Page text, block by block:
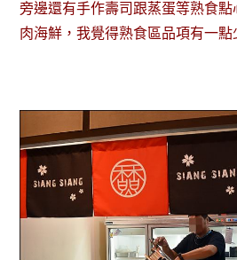
旁邊還有手作壽司跟蒸蛋等熟食
肉海鮮，我覺得熟食區品項有一點